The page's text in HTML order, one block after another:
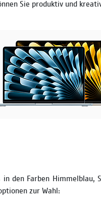
Sie produktiv und
den Farben Himmelblau,
zur Wahl: